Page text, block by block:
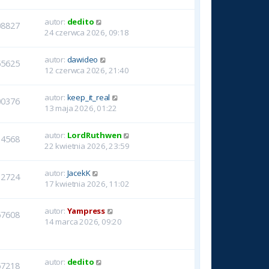
autor: dedito
24 czerwca 2026, 09:18
autor: dawideo
12 czerwca 2026, 21:40
autor: keep_it_real
13 maja 2026, 01:22
autor: LordRuthwen
22 kwietnia 2026, 23:59
autor: JacekK
17 kwietnia 2026, 11:02
autor: Yampress
14 marca 2026, 09:20
autor: dedito